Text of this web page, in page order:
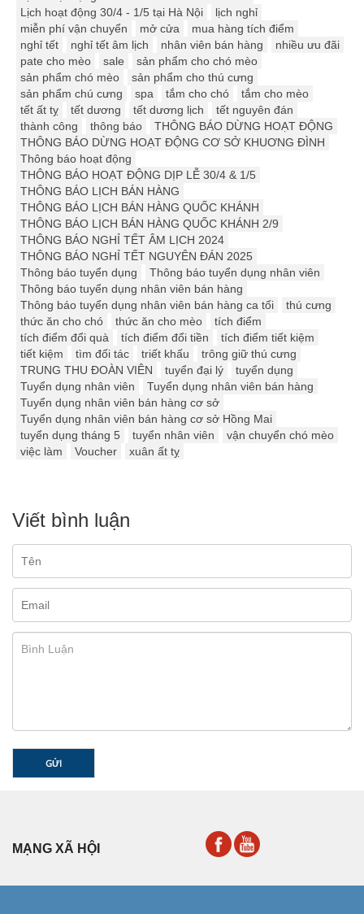
Lịch hoạt động 30/4 - 1/5 tại Hà Nội
lịch nghỉ
miễn phí vận chuyển
mở cửa
mua hàng tích điểm
nghỉ tết
nghỉ tết âm lịch nhân viên bán hàng
nhiều ưu đãi
pate cho mèo
sale
sản phẩm cho chó mèo
sản phẩm chó mèo
sản phẩm cho thú cưng
sản phẩm chú cưng
spa tắm cho chó
tắm cho mèo
tết ất tỵ
tết dương tết dương lịch
tết nguyên đán
thành công
thông báo
THÔNG BÁO DỪNG HOẠT ĐỘNG
THÔNG BÁO DỪNG HOẠT ĐỘNG CƠ SỞ KHUƠNG ĐÌNH
Thông báo hoạt động
THÔNG BÁO HOẠT ĐỘNG DỊP LỄ 30/4 & 1/5
THÔNG BÁO LỊCH BÁN HÀNG
THÔNG BÁO LỊCH BÁN HÀNG QUỐC KHÁNH
THÔNG BÁO LỊCH BÁN HÀNG QUỐC KHÁNH 2/9
THÔNG BÁO NGHỈ TẾT ÂM LỊCH 2024
THÔNG BÁO NGHỈ TẾT NGUYÊN ĐÁN 2025
Thông báo tuyển dụng
Thông báo tuyển dụng nhân viên
Thông báo tuyển dụng nhân viên bán hàng
Thông báo tuyển dụng nhân viên bán hàng ca tối
thú cưng
thức ăn cho chó
thức ăn cho mèo
tích điểm
tích điểm đổi quà
tích điểm đổi tiền
tích điểm tiết kiệm
tiết kiệm
tìm đối tác triết khấu
trông giữ thú cưng
TRUNG THU ĐOÀN VIÊN
tuyển đại lý
tuyển dụng
Tuyển dụng nhân viên
Tuyển dụng nhân viên bán hàng
Tuyển dụng nhân viên bán hàng cơ sở
Tuyển dụng nhân viên bán hàng cơ sở Hồng Mai
tuyển dụng tháng 5
tuyển nhân viên
vận chuyển chó mèo
việc làm
Voucher xuân ất tỵ
Viết bình luận
GỬI
MẠNG XÃ HỘI